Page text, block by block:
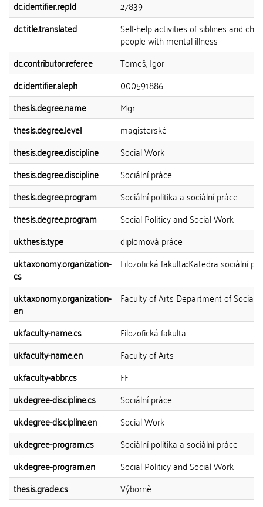
dc.identifier.repId
27839
dc.title.translated
Self-help activities of siblines and
people with mental illness
dc.contributor.referee
Tomeš, Igor
dc.identifier.aleph
000591886
thesis.degree.name
Mgr.
thesis.degree.level
magisterské
thesis.degree.discipline
Social Work
thesis.degree.discipline
Sociální práce
thesis.degree.program
Sociální politika a sociální práce
thesis.degree.program
Social Politicy and Social Work
uk.thesis.type
diplomová práce
uk.taxonomy.organization-
cs
Filozofická fakulta::Katedra sociální
uk.taxonomy.organization-
en
Faculty of Arts::Department of Social
uk.faculty-name.cs
Filozofická fakulta
uk.faculty-name.en
Faculty of Arts
uk.faculty-abbr.cs
FF
uk.degree-discipline.cs
Sociální práce
uk.degree-discipline.en
Social Work
uk.degree-program.cs
Sociální politika a sociální práce
uk.degree-program.en
Social Politicy and Social Work
thesis.grade.cs
Výborně